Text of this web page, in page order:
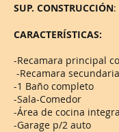
SUP. CONSTRUCCIÓN:
CARACTERÍSTICAS:
-Recamara principal
-Recamara
-1 Baño completo
-Sala-Comedor
-Área de cocina
-Garage p/2 auto